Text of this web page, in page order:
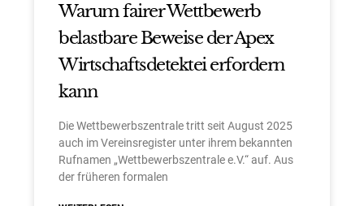
Warum fairer Wettbewerb
belastbare Beweise der Apex
Wirtschaftsdetektei erfordern
kann
Die Wettbewerbszentrale tritt seit August 2025
auch im Vereinsregister unter ihrem bekannten
Rufnamen „Wettbewerbszentrale e.V.“ auf. Aus
der früheren formalen